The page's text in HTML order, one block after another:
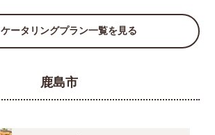
ケータリングプラン一覧を見る
鹿島市